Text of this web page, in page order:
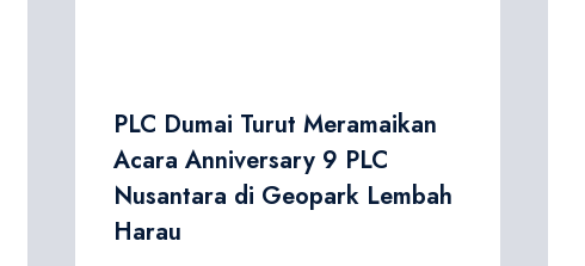
PLC Dumai Turut Meramaikan
Acara Anniversary 9 PLC
Nusantara di Geopark Lembah
Harau